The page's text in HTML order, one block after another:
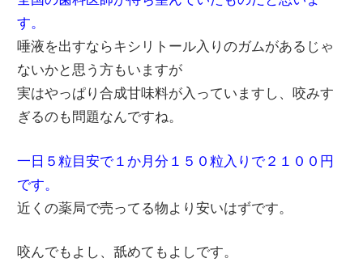
す。
唾液を出すならキシリトール入りのガムがあるじゃ
ないかと思う方もいますが
実はやっぱり合成甘味料が入っていますし、咬みす
ぎるのも問題なんですね。
一日５粒目安で１か月分１５０粒入りで２１００円
です。
近くの薬局で売ってる物より安いはずです。
咬んでもよし、舐めてもよしです。